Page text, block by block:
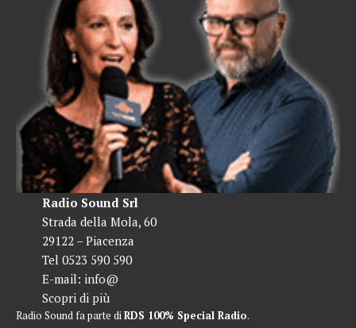
Radio Sound Srl
Strada della Mola, 60
29122 – Piacenza
Tel 0523 590 590
E-mail: info@
Scopri di più
Radio Sound fa parte diRDS 100% Special Radio.